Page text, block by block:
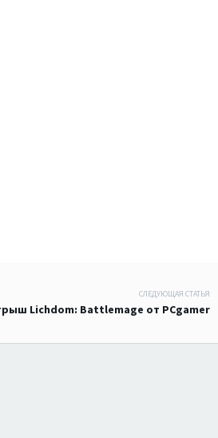
СЛЕДУЮЩАЯ СТАТЬЯ
Lichdom: Battlemage от PCgamer